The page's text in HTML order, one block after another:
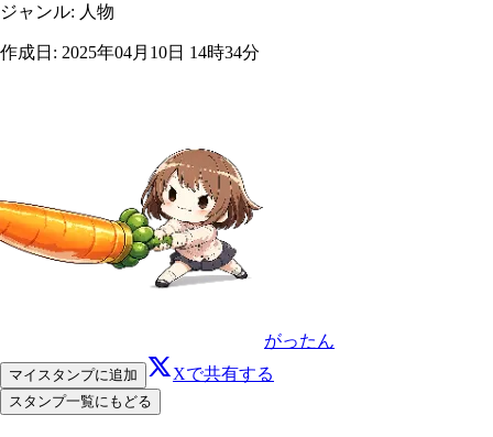
ジャンル: 人物
作成日 : 2025年04月10日 14時34分
がったん
マイスタンプに追加 Xで共有する
スタンプ一覧にもどる